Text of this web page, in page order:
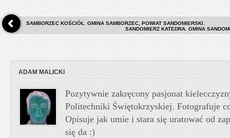
SAMBORZEC KOŚCIÓŁ. GMINA SAMBORZEC, POWIAT SANDOMIERSKI.
SANDOMIERZ KATEDRA. GMINA
ADAM MALICKI
Pozytywnie zakręcony pasjonat
Politechniki Świętokrzyskiej. Fotografuje
Opisuje jak umie i stara się uratować od
się da :)